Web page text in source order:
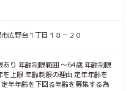
広野台１丁目１８－２０
あり 年齢制限範囲 〜64歳 年齢制限
を上限 年齢制限の理由 定年年齢を
定年年齢を下回る年齢を募集する為